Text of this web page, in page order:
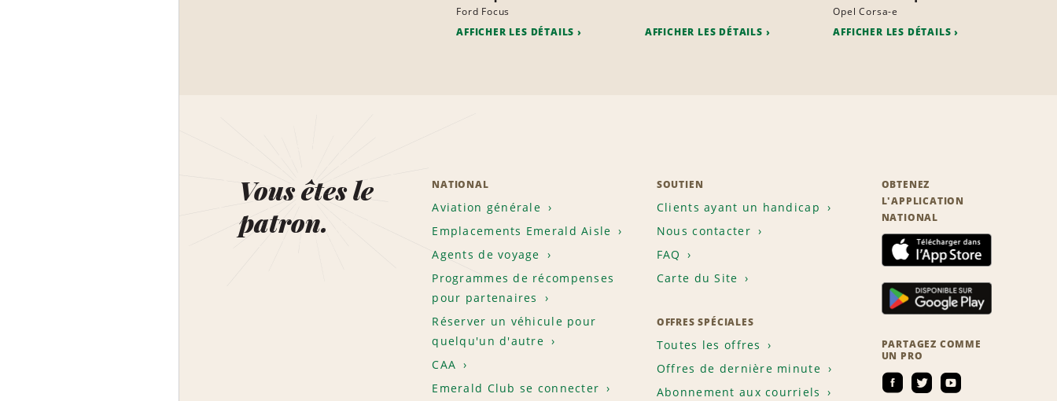
Ford Focus
AFFICHER LES DÉTAILS
AFFICHER LES DÉTAILS
Opel Corsa-e
AFFICHER LES DÉTAILS
Vous êtes le
patron.
NATIONAL
Aviation générale
Emplacements Emerald Aisle
Agents de voyage
Programmes de récompenses
pour partenaires
Réserver un véhicule pour
quelqu'un d'autre
CAA
Emerald Club se connecter
SOUTIEN
Clients ayant un handicap
Nous contacter
FAQ
Carte du Site
OFFRES SPÉCIALES
Toutes les offres
Offres de dernière minute
Abonnement aux courriels
OBTENEZ
L'APPLICATION
NATIONAL
PARTAGEZ COMME
UN PRO